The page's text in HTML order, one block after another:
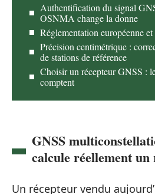
Authentification du signal
OSNMA change la donne
Réglementation européenne
Précision centimétrique :
de stations de référence
Choisir un récepteur GNSS :
comptent
GNSS
calcule réellement
Un récepteur vendu